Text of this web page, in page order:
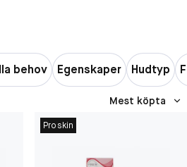
behov Egenskaper Hudtyp
Mest köpta
Proskin